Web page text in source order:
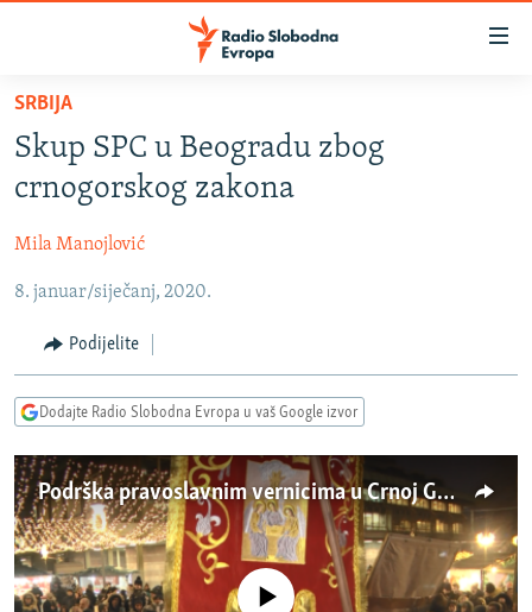
Pređite
glavni
sadržaj
na
navigaciju
Pređite
pretragu
VIJESTI
BOSNA I HERCEGOVINA
SRBIJA
KOSOVO
CRNA GORA
VIZUELNO
FOTOGALERIJE
INFOGRAFIKE
PODCASTI
RAT U UKRAJINI
KINA NA BALKANU
RSE PRIČE IZ SVIJETA
ISPRIČAJ MI
DNEVNO@RSE
SRBIJA
Skup SPC u Beogradu zbog
crnogorskog zakona
Mila Manojlović
8. januar/siječanj, 2020.
Podijelite
Dodajte Radio Slobodna Evropa u vaš Google izvor
Podrška pravoslavnim vernicima u Crnoj Gori
No media source currently available